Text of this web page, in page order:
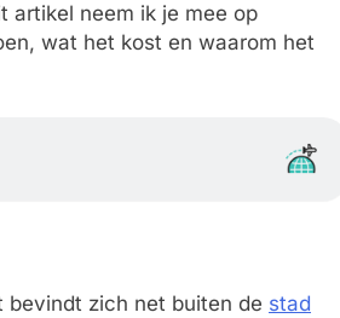
artikel neem ik je mee op
wat het kost en waarom het
bevindt zich net buiten de stad